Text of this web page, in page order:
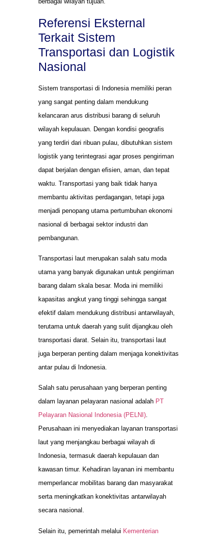
Referensi Eksternal
Terkait Sistem
Transportasi dan Logistik
Nasional
Sistem transportasi di Indonesia memiliki peran
yang sangat penting dalam mendukung
kelancaran arus distribusi barang di seluruh
wilayah kepulauan. Dengan kondisi geografis
yang terdiri dari ribuan pulau, dibutuhkan sistem
logistik yang terintegrasi agar proses pengiriman
dapat berjalan dengan efisien, aman, dan tepat
waktu. Transportasi yang baik tidak hanya
membantu aktivitas perdagangan, tetapi juga
menjadi penopang utama pertumbuhan ekonomi
nasional di berbagai sektor industri dan
pembangunan.
Transportasi laut merupakan salah satu moda
utama yang banyak digunakan untuk pengiriman
barang dalam skala besar. Moda ini memiliki
kapasitas angkut yang tinggi sehingga sangat
efektif dalam mendukung distribusi antarwilayah,
terutama untuk daerah yang sulit dijangkau oleh
transportasi darat. Selain itu, transportasi laut
juga berperan penting dalam menjaga konektivitas
antar pulau di Indonesia.
Salah satu perusahaan yang berperan penting
dalam layanan pelayaran nasional adalah PT
Pelayaran Nasional Indonesia (PELNI).
Perusahaan ini menyediakan layanan transportasi
laut yang menjangkau berbagai wilayah di
Indonesia, termasuk daerah kepulauan dan
kawasan timur. Kehadiran layanan ini membantu
memperlancar mobilitas barang dan masyarakat
serta meningkatkan konektivitas antarwilayah
secara nasional.
Selain itu, pemerintah melalui Kementerian